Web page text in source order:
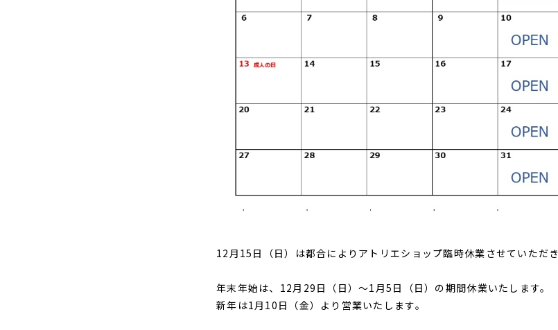
12月15日（日）は都合によりアトリエショップ臨時休業させていただき
年末年始は、12月29日（日）～1月5日（日）の期間休業いたします。
新年は1月10日（金）より営業いたします。